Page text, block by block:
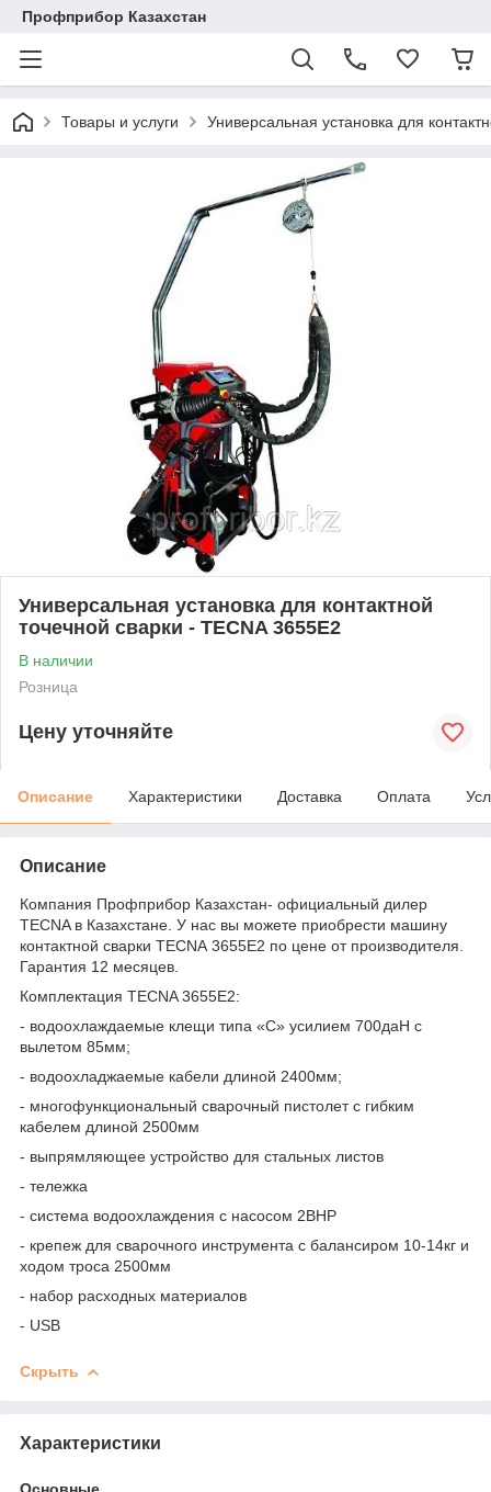
Профприбор Казахстан
Товары и услуги Универсальная установка для
Универсальная установка для контактной
точечной сварки - TECNA 3655E2
В наличии
Розница
Цену уточняйте
Описание Характеристики Доставка Оплата
Описание
Компания Профприбор Казахстан- официальный дилер
TECNA в Казахстане. У нас вы можете приобрести машину
контактной сварки TECNA 3655E2 по цене от производителя.
Гарантия 12 месяцев.
Комплектация TECNA 3655E2:
- водоохлаждаемые клещи типа «С» усилием 700даН с
вылетом 85мм;
- водоохладжаемые кабели длиной 2400мм;
- многофункциональный сварочный пистолет с гибким
кабелем длиной 2500мм
- выпрямляющее устройство для стальных листов
- тележка
- система водоохлаждения с насосом 2ВНР
- крепеж для сварочного инструмента с балансиром 10-14кг и
ходом троса 2500мм
- набор расходных материалов
- USB
Скрыть
Характеристики
Основные